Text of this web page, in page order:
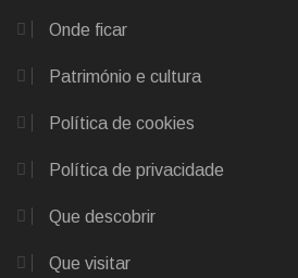
Onde ficar
Património e cultura
Política de cookies
Política de privacidade
Que descobrir
Que visitar